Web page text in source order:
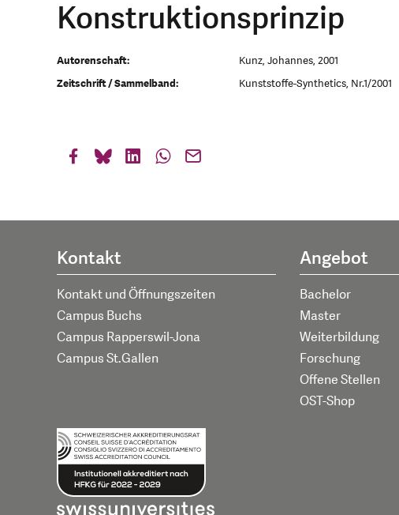
Konstruktionsprinzip
Autorenschaft:
Kunz, Johannes, 2001
Zeitschrift / Sammelband:
Kunststoffe-Synthetics, Nr.1/2001
Kontakt
Kontakt und Öffnungszeiten
Campus Buchs
Campus Rapperswil-Jona
Campus St.Gallen
Angebot
Bachelor
Master
Weiterbildung
Forschung
Offene Stellen
OST-Shop